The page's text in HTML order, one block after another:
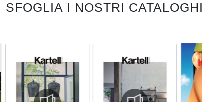
SFOGLIA I NOSTRI CATALOGHI